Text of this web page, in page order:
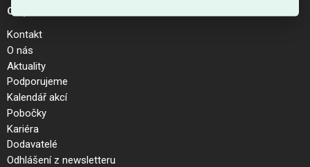
O společnosti
Kontakt
O nás
Aktuality
Podporujeme
Kalendář akcí
Pobočky
Kariéra
Dodavatelé
Odhlášení z newsletteru